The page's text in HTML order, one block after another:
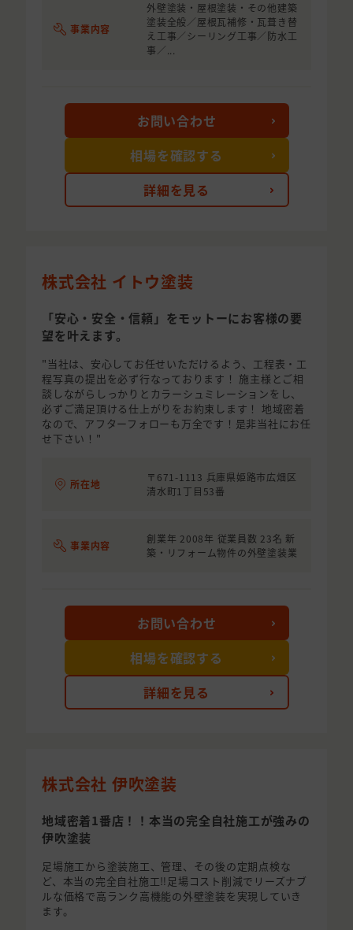
事業内容
外壁塗装・屋根塗装・その他建築
塗装全般／屋根瓦補修・瓦葺き替
え工事／シーリング工事／防水工
事／...
詳細を見る
お問い合わせ
相場を確認する
株式会社 イトウ塗装
「安心・安全・信頼」をモットーにお客様の要
望を叶えます。
"当社は、安心してお任せいただけるよう、工程表・工
程写真の提出を必ず行なっております！ 施主様とご相
談しながらしっかりとカラーシュミレーションをし、
必ずご満足頂ける仕上がりをお約束します！ 地域密着
なので、アフターフォローも万全です！是非当社にお任
せ下さい！"
所在地
〒671-1113 兵庫県姫路市広畑区
清水町1丁目53番
事業内容
創業年 2008年 従業員数 23名 新
築・リフォーム物件の外壁塗装業
詳細を見る
お問い合わせ
相場を確認する
株式会社 伊吹塗装
地域密着1番店！！本当の完全自社施工が強みの
伊吹塗装
足場施工から塗装施工、管理、その後の定期点検な
ど、本当の完全自社施工‼足場コスト削減でリーズナブ
ルな価格で高ランク高機能の外壁塗装を実現していき
ます。